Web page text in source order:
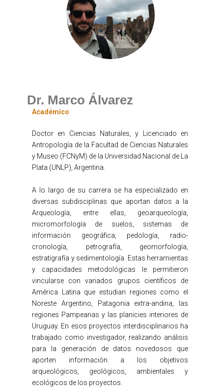
Dr. Marco Álvarez
Académico
Doctor en Ciencias Naturales, y Licenciado en
Antropología de la Facultad de Ciencias Naturales
y Museo (FCNyM) de la Universidad Nacional de La
Plata (UNLP), Argentina.
A lo largo de su carrera se ha especializado en
diversas subdisciplinas que aportan datos a la
Arqueología, entre ellas, geoarqueología,
micromorfología de suelos, sistemas de
información geográfica, pedología, radio-
cronología, petrografía, geomorfología,
estratigrafía y sedimentología. Estas herramientas
y capacidades metodológicas le permitieron
vincularse con variados grupos científicos de
América Latina que estudian regiones como el
Noreste Argentino, Patagonia extra-andina, las
regiones Pampeanas y las planicies interiores de
Uruguay. En esos proyectos interdisciplinarios ha
trabajado como investigador, realizando análisis
para la generación de datos novedosos que
aporten información a los objetivos
arqueológicos, geológicos, ambientales y
ecológicos de los proyectos.